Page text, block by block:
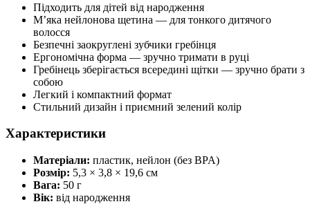
Підходить для дітей від народження
М’яка нейлонова щетина — для тонкого дитячого
волосся
Безпечні заокруглені зубчики гребінця
Ергономічна форма — зручно тримати в руці
Гребінець зберігається всередині щітки — зручно брати з
собою
Легкий і компактний формат
Стильний дизайн і приємний зелений колір
Характеристики
Матеріали: пластик, нейлон (без BPA)
Розмір: 5,3 × 3,8 × 19,6 см
Вага: 50 г
Вік: від народження